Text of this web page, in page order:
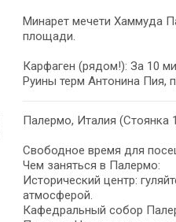
Минарет мечети Хаммуда
площади.
Карфаген (рядом!): За 10
Руины терм Антонина Пия,
Палермо, Италия (Стоянка
Свободное время для
Чем заняться в Палермо:
Исторический центр:
атмосферой.
Кафедральный собор